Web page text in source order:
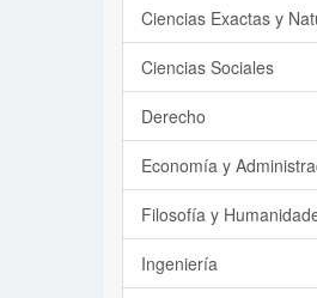
Ciencias Exactas y
Ciencias Sociales
Derecho
Economía y
Filosofía y
Ingeniería